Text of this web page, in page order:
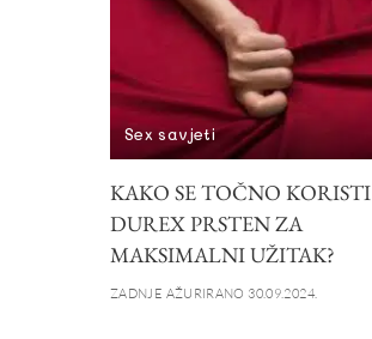
Sex savjeti
KAKO SE TOČNO KORISTI
DUREX PRSTEN ZA
MAKSIMALNI UŽITAK?
ZADNJE AŽURIRANO 30.09.2024.